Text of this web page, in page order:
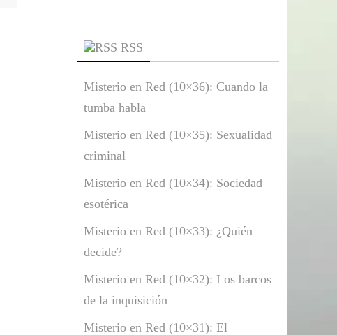
RSS
Misterio en Red (10×36): Cuando la
tumba habla
Misterio en Red (10×35): Sexualidad
criminal
Misterio en Red (10×34): Sociedad
esotérica
Misterio en Red (10×33): ¿Quién
decide?
Misterio en Red (10×32): Los barcos
de la inquisición
Misterio en Red (10×31): El